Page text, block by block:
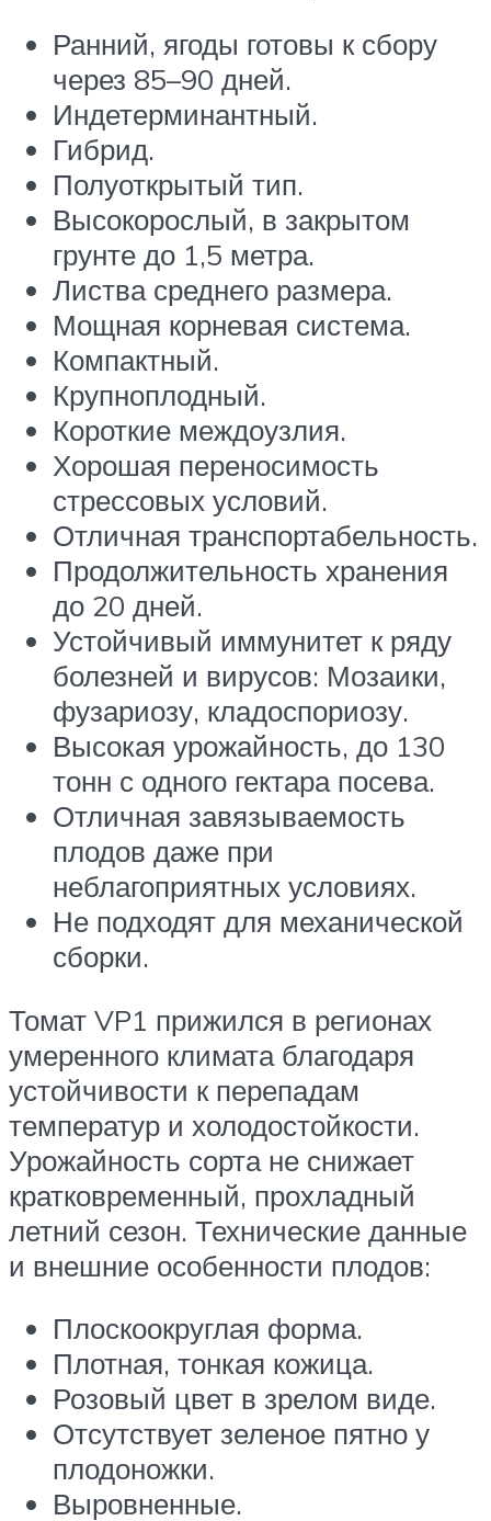
Ранний, ягоды готовы к сбору
через 85–90 дней.
Индетерминантный.
Гибрид.
Полуоткрытый тип.
Высокорослый, в закрытом
грунте до 1,5 метра.
Листва среднего размера.
Мощная корневая система.
Компактный.
Крупноплодный.
Короткие междоузлия.
Хорошая переносимость
стрессовых условий.
Отличная транспортабельность.
Продолжительность хранения
до 20 дней.
Устойчивый иммунитет к ряду
болезней и вирусов: Мозаики,
фузариозу, кладоспориозу.
Высокая урожайность, до 130
тонн с одного гектара посева.
Отличная завязываемость
плодов даже при
неблагоприятных условиях.
Не подходят для механической
сборки.
Томат VP1 прижился в регионах
умеренного климата благодаря
устойчивости к перепадам
температур и холодостойкости.
Урожайность сорта не снижает
кратковременный, прохладный
летний сезон. Технические данные
и внешние особенности плодов:
Плоскоокруглая форма.
Плотная, тонкая кожица.
Розовый цвет в зрелом виде.
Отсутствует зеленое пятно у
плодоножки.
Выровненные.